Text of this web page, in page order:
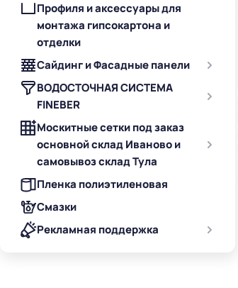
Профиля и аксессуары для
монтажа гипсокартона и
отделки
Сайдинг и Фасадные панели
ВОДОСТОЧНАЯ СИСТЕМА
FINEBER
Москитные сетки под заказ
основной склад Иваново и
самовывоз склад Тула
Пленка полиэтиленовая
Смазки
Рекламная поддержка